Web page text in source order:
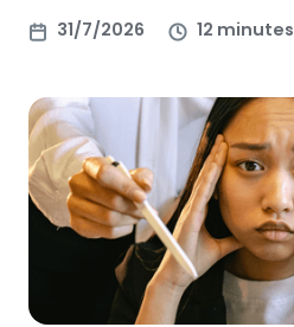
31/7/2026 12 minutes